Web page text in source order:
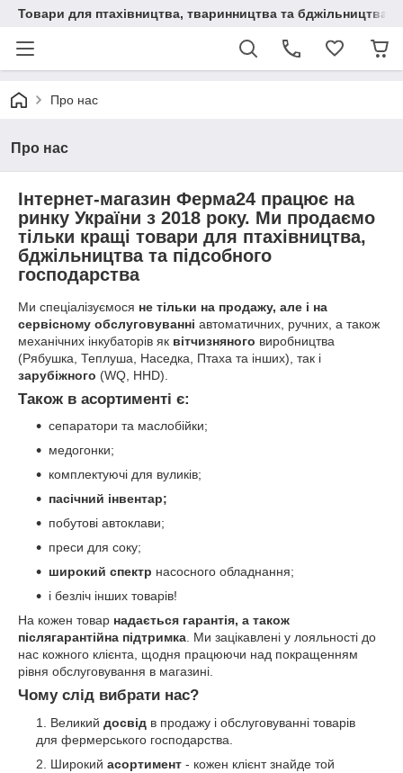
Товари для птахівництва, тваринництва та бджільництва
Про нас
Про нас
Інтернет-магазин Ферма24 працює на
ринку України з 2018 року. Ми продаємо
тільки кращі товари для птахівництва,
бджільництва та підсобного
господарства
Ми спеціалізуємося не тільки на продажу, але і на
сервісному обслуговуванні автоматичних, ручних, а також
механічних інкубаторів як вітчизняного виробництва
(Рябушка, Теплуша, Наседка, Птаха та інших), так і
зарубіжного (WQ, HHD).
Також в асортименті є:
сепаратори та маслобійки;
медогонки;
комплектуючі для вуликів;
пасічний інвентар;
побутові автоклави;
преси для соку;
широкий спектр насосного обладнання;
і безліч інших товарів!
На кожен товар надається гарантія, а також
післягарантійна підтримка. Ми зацікавлені у лояльності до
нас кожного клієнта, щодня працюючи над покращенням
рівня обслуговування в магазині.
Чому слід вибрати нас?
Великий досвід в продажу і обслуговуванні товарів
для фермерського господарства.
Широкий асортимент - кожен клієнт знайде той